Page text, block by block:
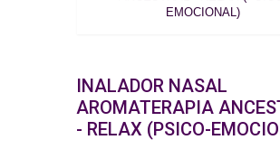
INALADOR NASAL
AROMATERAPIA
- RELAX (PSICO-